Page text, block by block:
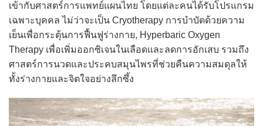
เข้ากับศาสตร์การแพทย์แผนไทย โดยแต่ละคนได้รับโปรแกรม
เฉพาะบุคคล ไม่ว่าจะเป็น Cryotherapy การบำบัดด้วยความ
เย็นเพื่อกระตุ้นการฟื้นฟูร่างกาย, Hyperbaric Oxygen
Therapy เพื่อเพิ่มออกซิเจนในเลือดและลดการอักเสบ รวมถึง
ศาสตร์การนวดและประคบสมุนไพรที่ช่วยคืนความสมดุลให้
ทั้งร่างกายและจิตใจอย่างลึกซึ้ง